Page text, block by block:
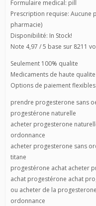
Formulaire medical: pill
Prescription requise:
pharmacie)
Disponibilité: In Stock!
Note 4,97 / 5 base sur 8211
Seulement 100% qualite
Medicaments de haute
Options de paiement flexibles
prendre progesterone sans
progestérone naturelle
acheter progesterone
ordonnance
acheter progesterone sans
titane
progestérone achat acheter
achat progestérone achat
ou acheter de la
ordonnance